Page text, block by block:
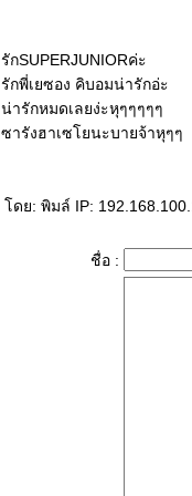
รักSUPERJUNIORค่ะ
รักพี่เยซอง คิบอมน่ารักอ่ะ
น่ารักหมดเลยง่ะหุๆๆๆๆๆ
ซารังฮาเซโยนะบายจ้าหุๆๆ
ดย: พิมล์ IP:
ชื่อ :